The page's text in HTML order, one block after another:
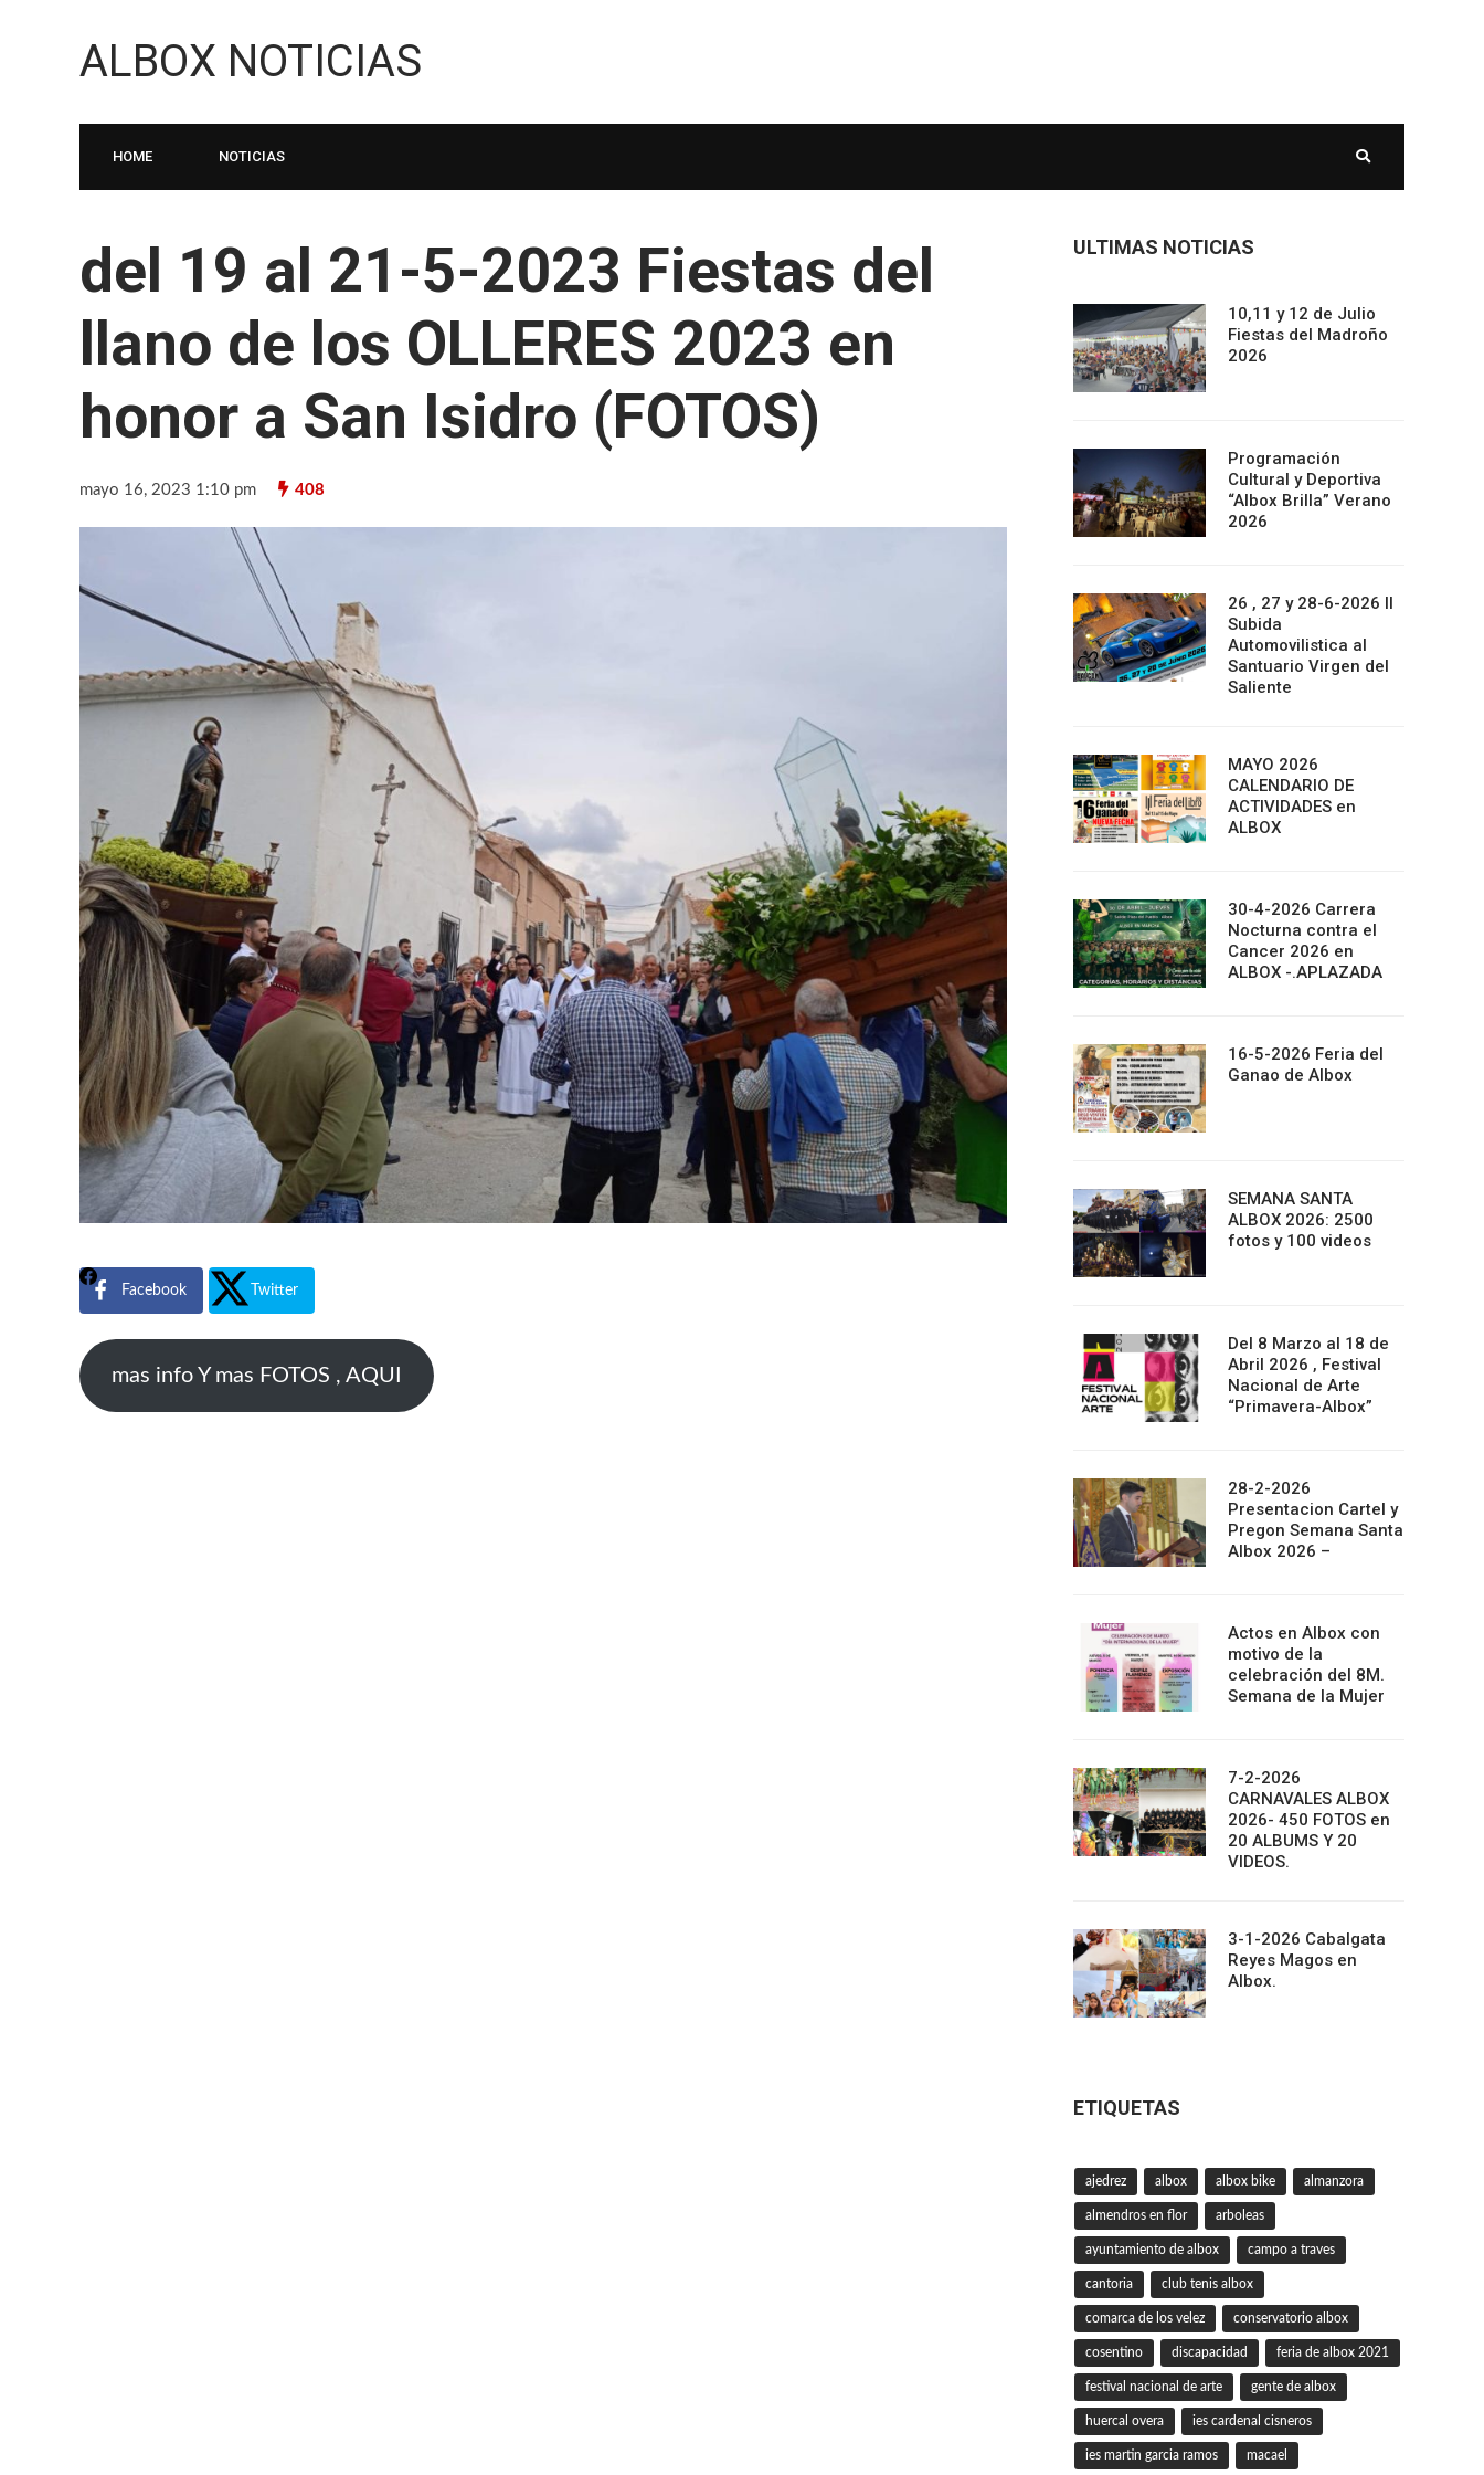
ALBOX NOTICIAS
HOME NOTICIAS
del 19 al 21-5-2023 Fiestas del
llano de los OLLERES 2023 en
honor a San Isidro (FOTOS)
mayo 16, 2023 1:10 pm 408
Facebook Twitter
mas info Y mas FOTOS , AQUI
ULTIMAS NOTICIAS
10,11 y 12 de Julio
Fiestas del Madroño
2026
Programación
Cultural y Deportiva
“Albox Brilla” Verano
2026
26 , 27 y 28-6-2026 II
Subida
Automovilistica al
Santuario Virgen del
Saliente
MAYO 2026
CALENDARIO DE
ACTIVIDADES en
ALBOX
30-4-2026 Carrera
Nocturna contra el
Cancer 2026 en
ALBOX -.APLAZADA
16-5-2026 Feria del
Ganao de Albox
SEMANA SANTA
ALBOX 2026: 2500
fotos y 100 videos
Del 8 Marzo al 18 de
Abril 2026 , Festival
Nacional de Arte
“Primavera-Albox”
28-2-2026
Presentacion Cartel y
Pregon Semana Santa
Albox 2026 –
Actos en Albox con
motivo de la
celebración del 8M.
Semana de la Mujer
7-2-2026
CARNAVALES ALBOX
2026- 450 FOTOS en
20 ALBUMS Y 20
VIDEOS.
3-1-2026 Cabalgata
Reyes Magos en
Albox.
ETIQUETAS
ajedrez albox albox bike almanzora
almendros en flor arboleas
ayuntamiento de albox campo a traves
cantoria club tenis albox
comarca de los velez conservatorio albox
cosentino discapacidad feria de albox 2021
festival nacional de arte gente de albox
huercal overa ies cardenal cisneros
ies martin garcia ramos macael